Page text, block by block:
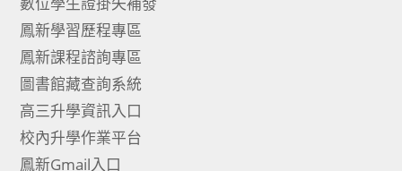
鳳新學習歷程專區
鳳新課程諮詢專區
圖書館藏查詢系統
高三升學資訊入口
校內升學作業平台
鳳新Gmail入口